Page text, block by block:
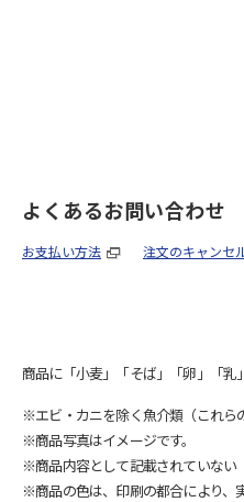
よくあるお問い合わせ
お支払い方法 注文のキャンセ
商品に「小麦」「そば」「卵」「乳
※エビ・カニを除く魚介類（これら
※商品写真はイメージです。
※商品内容として記載されていない
※商品の色は、印刷の都合により、